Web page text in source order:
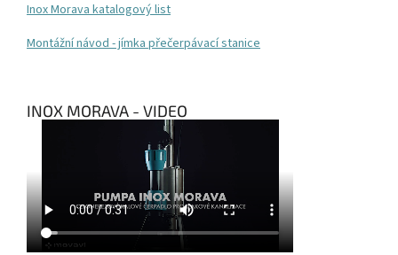
Inox Morava katalogový list
Montážní návod - jímka přečerpávací stanice
INOX MORAVA - VIDEO